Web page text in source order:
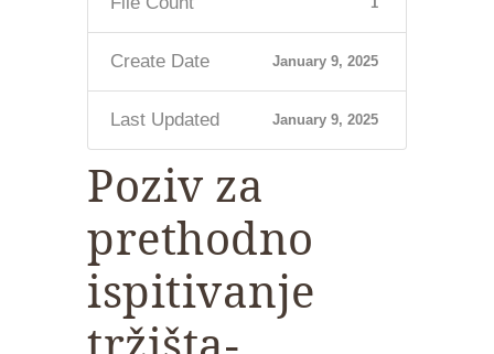
Create Date January 9, 2025
Last Updated January 9, 2025
Poziv za
prethodno
ispitivanje